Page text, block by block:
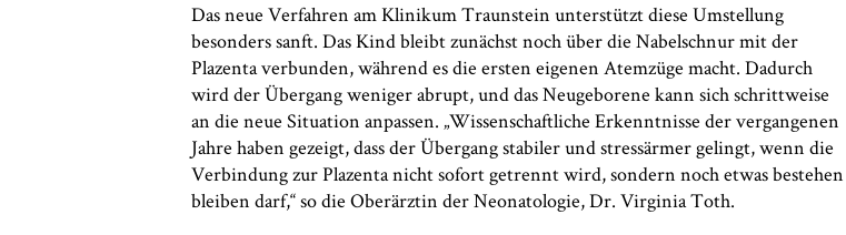
Das neue Verfahren am Klinikum Traunstein unterstützt diese Umstellung
besonders sanft. Das Kind bleibt zunächst noch über die Nabelschnur mit der
Plazenta verbunden, während es die ersten eigenen Atemzüge macht. Dadurch
wird der Übergang weniger abrupt, und das Neugeborene kann sich schrittweise
an die neue Situation anpassen. „Wissenschaftliche Erkenntnisse der vergangenen
Jahre haben gezeigt, dass der Übergang stabiler und stressärmer gelingt, wenn die
Verbindung zur Plazenta nicht sofort getrennt wird, sondern noch etwas bestehen
bleiben darf,“ so die Oberärztin der Neonatologie, Dr. Virginia Toth.